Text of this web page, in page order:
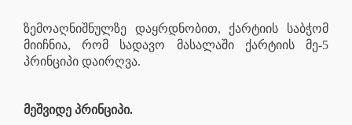
ზემოაღნიშნულზე დაყრდნობით, ქარტიის საბჭომ
მიიჩნია, რომ სადავო მასალაში ქარტიის მე-5
პრინციპი დაირღვა.
მეშვიდე პრინციპი.